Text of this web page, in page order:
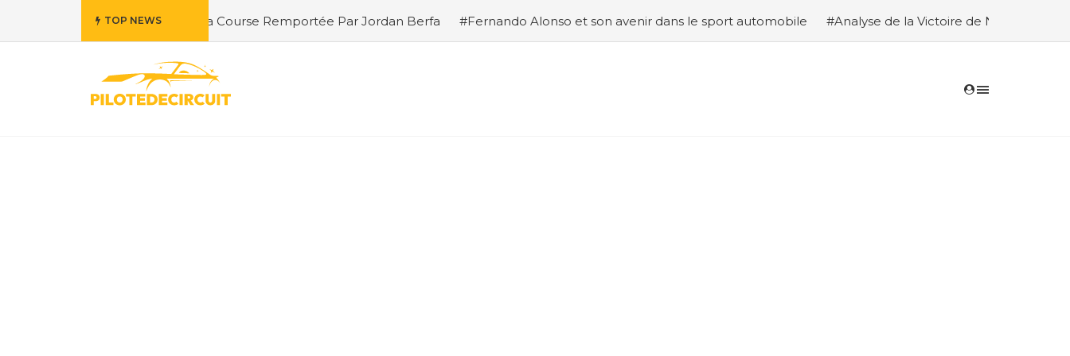
TOP NEWS
: Exploration de la Course Remportée Par Jordan Berfa #Fernando Alonso et son avenir dans le sport automobile #Analyse de la Victoire de Nasser Al-Attiyah et